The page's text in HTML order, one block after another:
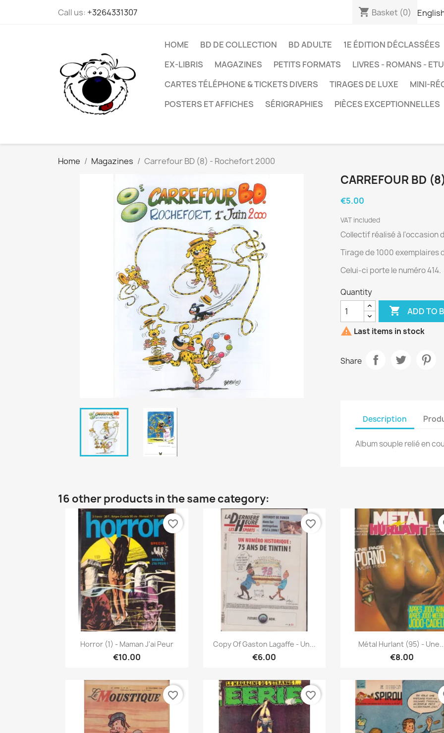
Call us: +3264331307 shopping_cart Basket (0)
HOME BD DE COLLECTION BD ADULTE 1E ÉDITION DÉCLASSÉES
EX-LIBRIS
MAGAZINES PETITS FORMATS LIVRES - ROMANS -
CARTES TÉLÉPHONE & TICKETS DIVERS
TIRAGES DE LUXE
MINI-
POSTERS ET AFFICHES
SÉRIGRAPHIES PIÈCES EXCEPTIONNELLES
Home Magazines Carrefour BD (8) - Rochefort 2000
CARREFOUR BD
€5.00
VAT included
Collectif réalisé à l'occasion
Tirage de 1000 exemplaires
Celui-ci porte le numéro 414.
Quantity
 ADD TO
 Last items in stock
Share
Description
Album souple relié en
16 other products in the same category:
Quick view
Horror (1) - Maman J'ai Peur
€10.00
favorite_border
Quick view
Copy Of Gaston Lagaffe - Un...
€6.00
favorite_border
Quick view
Métal Hurlant (95) - Une...
€8.00
favorite_border favorite_border